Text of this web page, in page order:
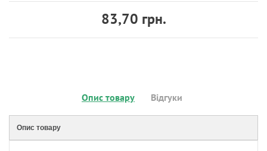
83,70 грн.
Опис товару Відгуки
Опис товару